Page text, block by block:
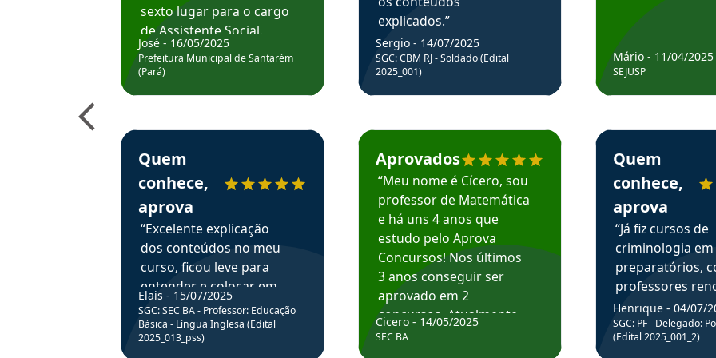
sexto lugar para o cargo
de Assistente Social.
Hoje estou atuando na
Prefeitura de Santarém.
José - 16/05/2025
Prefeitura Municipal de Santarém
(Pará)
Estudante Elais recomenda o Aprova Concursos em depoimento
Quem
conhece,
aprova
“Excelente explicação
dos conteúdos no meu
curso, ficou leve para
entender e colocar em
prática através da
resolução de questões.”
Elais - 15/07/2025
SGC: SEC BA - Professor: Educação
Básica - Língua Inglesa (Edital
2025_013_pss)
explicados.”
Sergio - 14/07/2025
SGC: CBM RJ - Soldado (Edital
2025_001)
Estudante Cicero recomenda o Aprova Concursos em depoimento
Aprovados
“Meu nome é Cícero, sou
professor de Matemática
e há uns 4 anos que
estudo pelo Aprova
Concursos! Nos últimos
3 anos conseguir ser
aprovado em 2
concursos. Atualmente,
estou atuando como
Cicero - 14/05/2025
SEC BA
Mário - 11/04/2025
SEJUSP
Estudante Henrique
Quem
conhece,
aprova
“Já fiz cursos de
criminologia em
preparatórios,
professores
fiz curso em pós
graduação.
Professor do
Henrique - 04/07/
SGC: PF - Delegado:
(Edital 2025_001_2)